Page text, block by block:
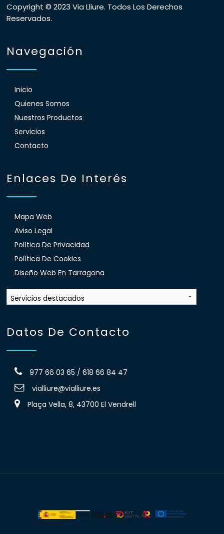
Copyright © 2023 Via Lliure. Todos Los Derechos
Reservados.
Navegación
Inicio
Quienes Somos
Nuestros Productos
Servicios
Contacto
Enlaces De Interés
Mapa Web
Aviso Legal
Política De Privacidad
Política De Cookies
Diseño Web En Tarragona
Datos De Contacto
977 66 03 65 / 618 66 84 47
vialliure@vialliure.es
Plaça Vella, 8, 43700 El Vendrell